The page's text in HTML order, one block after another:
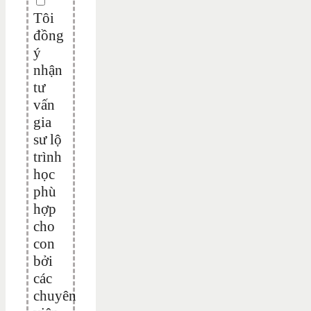
Tôi
đồng
ý
nhận
tư
vấn
gia
sư lộ
trình
học
phù
hợp
cho
con
bởi
các
chuyên